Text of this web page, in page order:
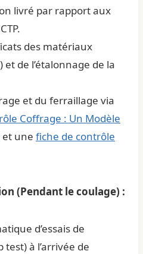
livré par rapport aux
des matériaux
de l’étalonnage de la
et du ferraillage via
Coffrage : Un Modèle
et une fiche de contrôle
(Pendant le coulage) :
d’essais de
à l’arrivée de